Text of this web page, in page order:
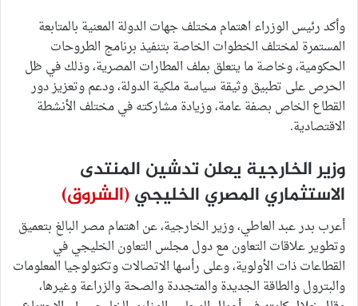
وأكد رئيس الوزراء اهتمام مختلف جهات الدولة المعنية بالمتابعة
المستمرة لمختلف الخطوات الخاصة بتنفيذ برنامج الطروحات
الحكومية، وخاصة ما يتعلق بملف المطارات المصرية، وذلك في ظل
الحرص على تطبيق وثيقة سياسة ملكية الدولة، ودعم وتعزيز دور
القطاع الخاص بصفة عامة، وزيادة مشاركته في مختلف الأنشطة
الاقتصادية.
وزير الخارجية يعلن تدشين المنتدى
الاستثماري المصري الخليجي(الشروق)
أعرب بدر عبد العاطي، وزير الخارجية، عن اهتمام مصر البالغ بتعميق
وتطوير علاقات التعاون مع دول مجلس التعاون الخليجي في
القطاعات ذات الأولوية، وعلى رأسها الاتصالات وتكنولوجيا المعلومات
والبترول والطاقة الجديدة والمتجددة والصحة والزراعة وغيرها،